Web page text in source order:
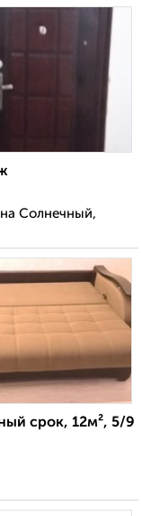
Солнечный,
срок, 12м², 5/9